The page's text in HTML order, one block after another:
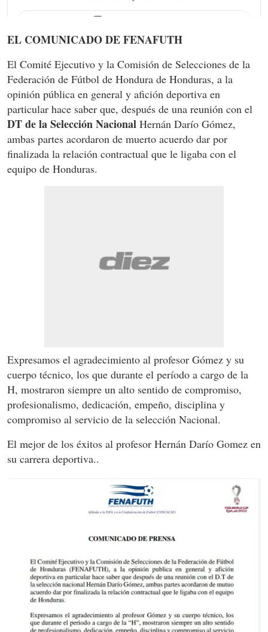
EL COMUNICADO DE FENAFUTH
El Comité Ejecutivo y la Comisión de Selecciones de la
Federación de Fútbol de Hondura de Honduras, a la
opinión pública en general y afición deportiva en
particular hace saber que, después de una reunión con el
DT de la Selección Nacional Hernán Darío Gómez,
ambas partes acordaron de muerto acuerdo dar por
finalizada la relación contractual que le ligaba con el
equipo de Honduras.
Expresamos el agradecimiento al profesor Gómez y su
cuerpo técnico, los que durante el período a cargo de la
H, mostraron siempre un alto sentido de compromiso,
profesionalismo, dedicación, empeño, disciplina y
compromiso al servicio de la selección Nacional.
El mejor de los éxitos al profesor Hernán Darío Gomez en
su carrera deportiva..